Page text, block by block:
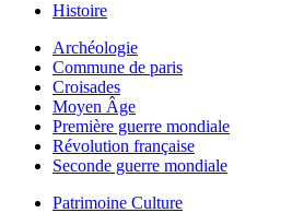
Histoire
Archéologie
Commune de paris
Croisades
Moyen Âge
Première guerre mondiale
Révolution française
Seconde guerre mondiale
Patrimoine Culture